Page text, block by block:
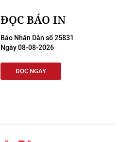
ĐỌC BÁO IN
Báo Nhân Dân số 25831
Ngày 08-08-2026
ĐỌC NGAY